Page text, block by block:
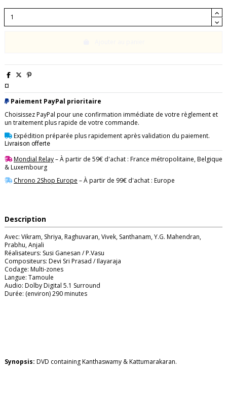
¤
Paiement PayPal prioritaire
Choisissez PayPal pour une confirmation immédiate de votre règlement et
un traitement plus rapide de votre commande.
Expédition préparée plus rapidement après validation du paiement.
Livraison offerte
Mondial Relay– À partir de 59€ d'achat : France métropolitaine, Belgique
& Luxembourg
Chrono 2Shop Europe – À partir de 99€ d'achat : Europe
Description
Avec: Vikram, Shriya, Raghuvaran, Vivek, Santhanam, Y.G. Mahendran,
Prabhu, Anjali
Réalisateurs: Susi Ganesan / P.Vasu
Compositeurs: Devi Sri Prasad / Ilayaraja
Codage: Multi-zones
Langue: Tamoule
Audio: Dolby Digital 5.1 Surround
Durée: (environ) 290 minutes
Synopsis: DVD containing Kanthaswamy & Kattumarakaran.